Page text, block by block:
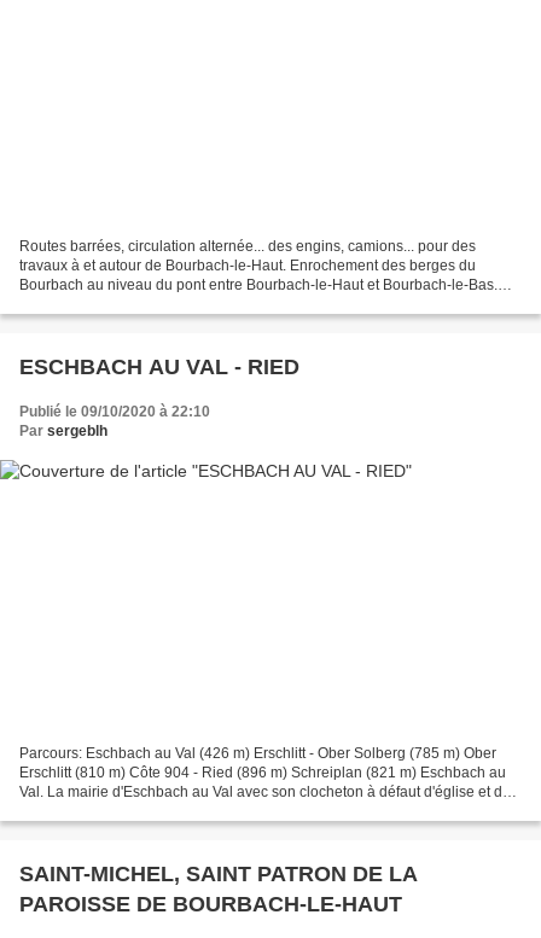
Routes barrées, circulation alternée... des engins, camions... pour des
travaux à et autour de Bourbach-le-Haut. Enrochement des berges du
Bourbach au niveau du pont entre Bourbach-le-Haut et Bourbach-le-Bas.
ESCHBACH AU VAL - RIED
Publié le 09/10/2020 à 22:10
Par sergeblh
Parcours: Eschbach au Val (426 m) Erschlitt - Ober Solberg (785 m) Ober
Erschlitt (810 m) Côte 904 - Ried (896 m) Schreiplan (821 m) Eschbach au
Val. La mairie d'Eschbach au Val avec son clocheton à défaut d'église et de
SAINT-MICHEL, SAINT PATRON DE LA
PAROISSE DE BOURBACH-LE-HAUT